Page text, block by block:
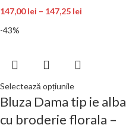
147,00lei – 147,25 lei
-43%
Selectează opțiunile
Bluza Dama tip ie alba
cu broderie florala –